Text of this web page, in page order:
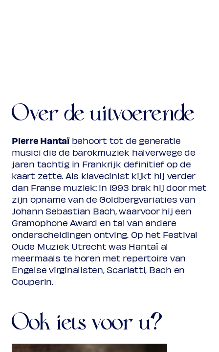
Over de uitvoerende
Pierre Hantaïbehoort tot de generatie
musici die de barokmuziek halverwege de
jaren tachtig in Frankrijk definitief op de
kaart zette. Als klavecinist kijkt hij verder
dan Franse muziek: in 1993 brak hij door met
zijn opname van de Goldbergvariaties van
Johann Sebastian Bach, waarvoor hij een
Gramophone Award en tal van andere
onderscheidingen ontving. Op het Festival
Oude Muziek Utrecht was Hantaï al
meermaals te horen met repertoire van
Engelse virginalisten, Scarlatti, Bach en
Couperin.
Ook iets voor u?